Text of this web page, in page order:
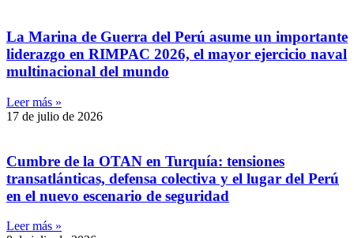
La Marina de Guerra del Perú asume un importante
liderazgo en RIMPAC 2026, el mayor ejercicio naval
multinacional del mundo
Leer más »
17 de julio de 2026
Cumbre de la OTAN en Turquía: tensiones
transatlánticas, defensa colectiva y el lugar del Perú
en el nuevo escenario de seguridad
Leer más »